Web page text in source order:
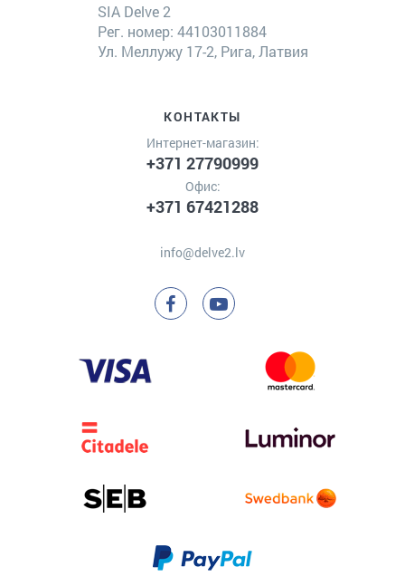
SIA Delve 2
Рег. номер: 44103011884
Ул. Меллужу 17-2, Рига, Латвия
КОНТАКТЫ
Интернет-магазин:
+371 27790999
Офис:
+371 67421288
info@delve2.lv